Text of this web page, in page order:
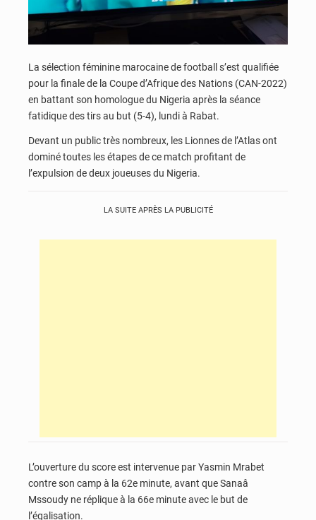
La sélection féminine marocaine de football s’est qualifiée
pour la finale de la Coupe d’Afrique des Nations (CAN-2022)
en battant son homologue du Nigeria après la séance
fatidique des tirs au but (5-4), lundi à Rabat.
Devant un public très nombreux, les Lionnes de l’Atlas ont
dominé toutes les étapes de ce match profitant de
l’expulsion de deux joueuses du Nigeria.
LA SUITE APRÈS LA PUBLICITÉ
L’ouverture du score est intervenue par Yasmin Mrabet
contre son camp à la 62e minute, avant que Sanaâ
Mssoudy ne réplique à la 66e minute avec le but de
l’égalisation.